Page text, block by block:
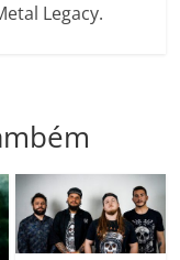
Legacy.